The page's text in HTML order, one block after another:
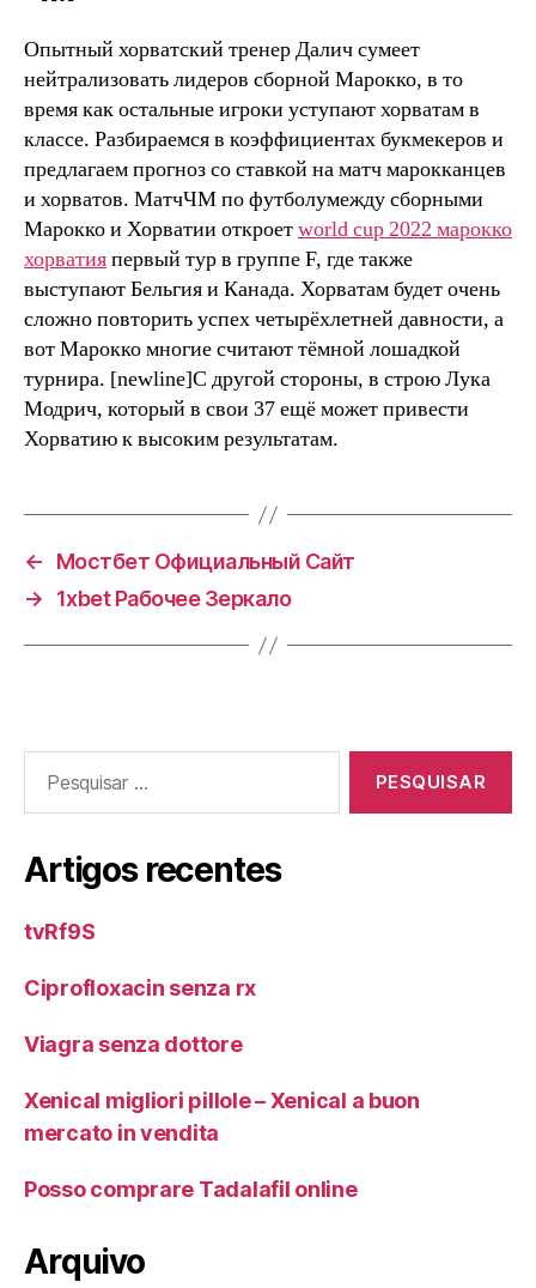
Опытный хорватский тренер Далич сумеет
нейтрализовать лидеров сборной Марокко, в то
время как остальные игроки уступают хорватам в
классе. Разбираемся в коэффициентах букмекеров и
предлагаем прогноз со ставкой на матч марокканцев
и хорватов. МатчЧМ по футболумежду сборными
Марокко и Хорватии откроетworld cup 2022 марокко
хорватияпервый тур в группе F, где также
выступают Бельгия и Канада. Хорватам будет очень
сложно повторить успех четырёхлетней давности, а
вот Марокко многие считают тёмной лошадкой
турнира. [newline]С другой стороны, в строю Лука
Модрич, который в свои 37 ещё может привести
Хорватию к высоким результатам.
←
Мостбет Официальный Сайт
→
1xbet Рабочее Зеркало
por:
Artigos recentes
tvRf9S
Ciprofloxacin senza rx
Viagra senza dottore
Xenical migliori pillole – Xenical a buon
mercato in vendita
Posso comprare Tadalafil online
Arquivo